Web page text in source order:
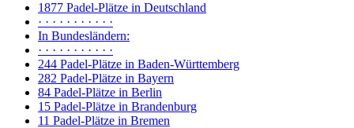
1877 Padel-Plätze in Deutschland
· · · · · · · · · · ·
In Bundesländern:
· · · · · · · · · · ·
244 Padel-Plätze in Baden-Württemberg
282 Padel-Plätze in Bayern
84 Padel-Plätze in Berlin
15 Padel-Plätze in Brandenburg
11 Padel-Plätze in Bremen